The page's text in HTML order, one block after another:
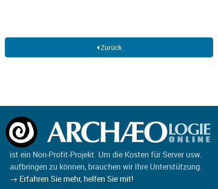
Zurück
ist ein Non-Profit-Projekt. Um die Kosten für Server usw.
aufbringen zu können, brauchen wir Ihre Unterstützung.
→ Erfahren Sie mehr, helfen Sie mit!